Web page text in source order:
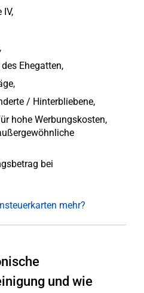
IV,
Ehegatten,
/ Hinterbliebene,
hohe Werbungskosten,
bei
mehr?
und wie